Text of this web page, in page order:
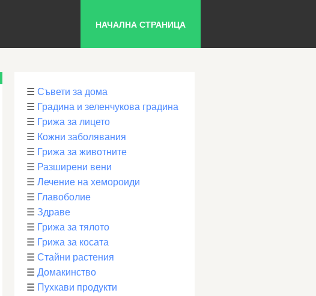
НАЧАЛНА СТРАНИЦА
☰ Съвети за дома
☰ Градина и зеленчукова градина
☰ Грижа за лицето
☰ Кожни заболявания
☰ Грижа за животните
☰ Разширени вени
☰ Лечение на хемороиди
☰ Главоболие
☰ Здраве
☰ Грижа за тялото
☰ Грижа за косата
☰ Стайни растения
☰ Домакинство
☰ Пухкави продукти